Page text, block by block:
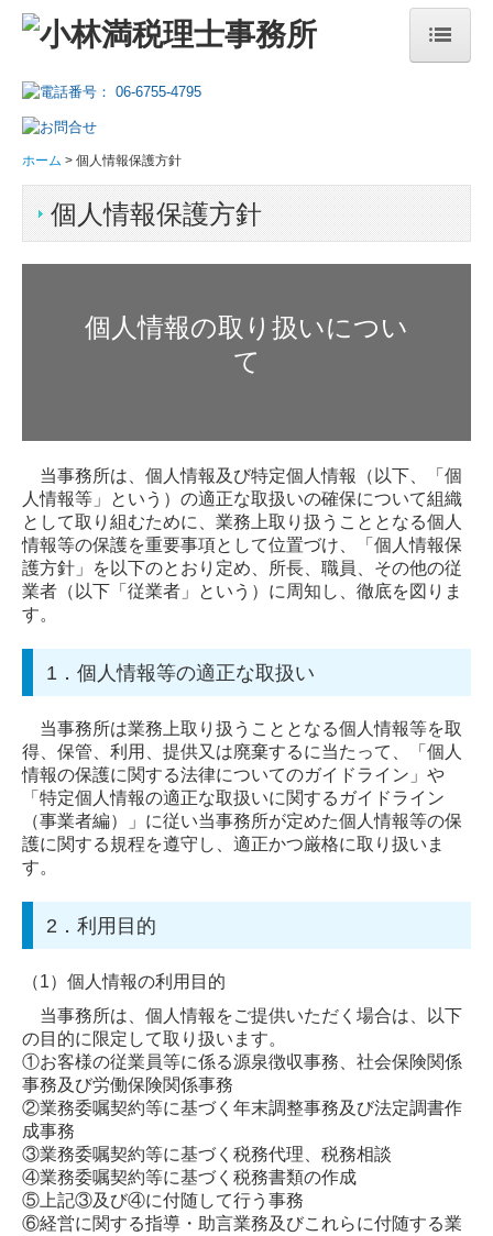
ホーム
事務所案内
初めてのお客様へ
相続でお困りの方へ
応募フォーム
お問合せ
個人情報保護方針
ホーム 個人情報保護方針
個人情報保護方針
個人情報の取り扱いについ
て
当事務所は、個人情報及び特定個人情報（以下、「個
人情報等」という）の適正な取扱いの確保について組織
として取り組むために、業務上取り扱うこととなる個人
情報等の保護を重要事項として位置づけ、「個人情報保
護方針」を以下のとおり定め、所長、職員、その他の従
業者（以下「従業者」という）に周知し、徹底を図りま
す。
1．個人情報等の適正な取扱い
当事務所は業務上取り扱うこととなる個人情報等を取
得、保管、利用、提供又は廃棄するに当たって、「個人
情報の保護に関する法律についてのガイドライン」や
「特定個人情報の適正な取扱いに関するガイドライン
（事業者編）」に従い当事務所が定めた個人情報等の保
護に関する規程を遵守し、適正かつ厳格に取り扱いま
す。
2．利用目的
（1） 個人情報の利用目的
当事務所は、個人情報をご提供いただく場合は、以下
の目的に限定して取り扱います。
①お客様の従業員等に係る源泉徴収事務、社会保険関係
事務及び労働保険関係事務
②業務委嘱契約等に基づく年末調整事務及び法定調書作
成事務
③業務委嘱契約等に基づく税務代理、税務相談
④業務委嘱契約等に基づく税務書類の作成
⑤上記③及び④に付随して行う事務
⑥経営に関する指導・助言業務及びこれらに付随する業